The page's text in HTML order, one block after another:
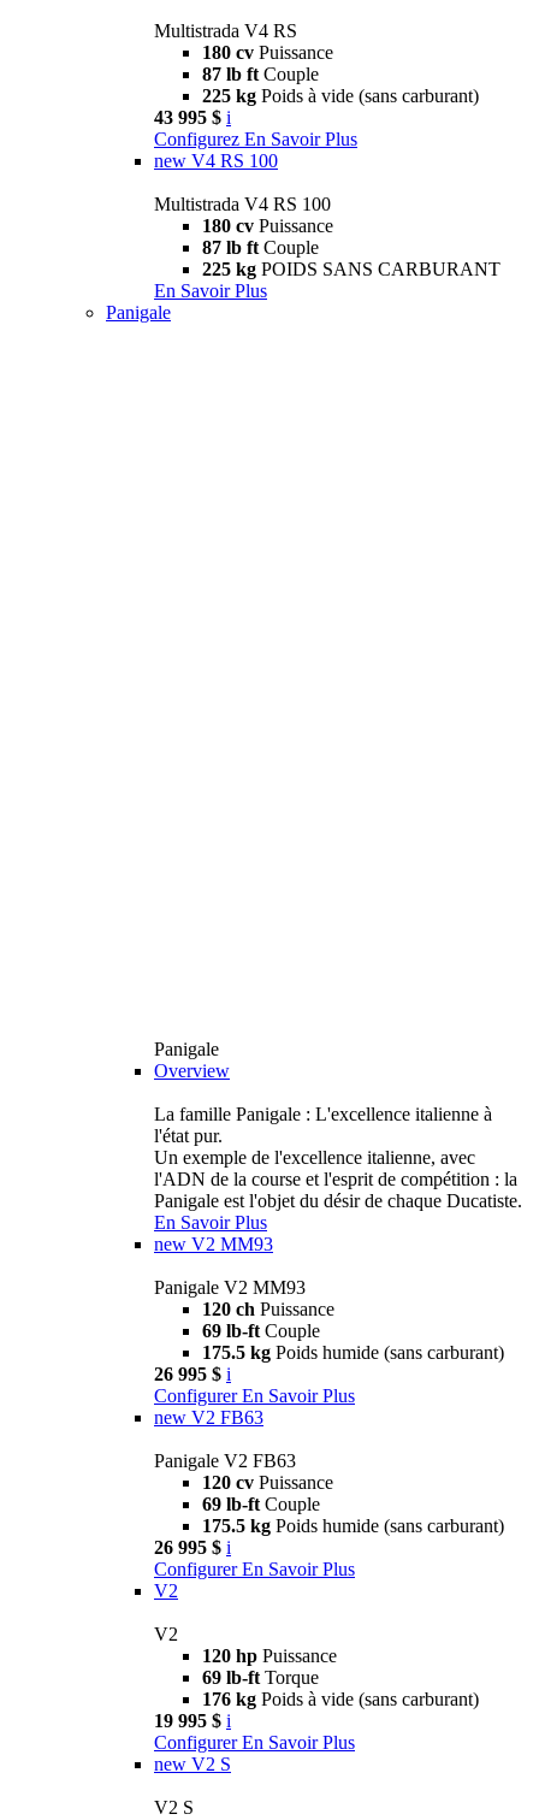
Multistrada V4 RS
180 cv Puissance
87 lb ft Couple
225 kg Poids à vide (sans carburant)
43 995 $ i
Configurez En Savoir Plus
new V4 RS 100
Multistrada V4 RS 100
180 cv Puissance
87 lb ft Couple
225 kg POIDS SANS CARBURANT
En Savoir Plus
Panigale
Panigale
Overview
La famille Panigale : L'excellence italienne à
l'état pur.
Un exemple de l'excellence italienne, avec
l'ADN de la course et l'esprit de compétition : la
Panigale est l'objet du désir de chaque Ducatiste.
En Savoir Plus
new V2 MM93
Panigale V2 MM93
120 ch Puissance
69 lb-ft Couple
175.5 kg Poids humide (sans carburant)
26 995 $ i
Configurer En Savoir Plus
new V2 FB63
Panigale V2 FB63
120 cv Puissance
69 lb-ft Couple
175.5 kg Poids humide (sans carburant)
26 995 $ i
Configurer En Savoir Plus
V2
V2
120 hp Puissance
69 lb-ft Torque
176 kg Poids à vide (sans carburant)
19 995 $ i
Configurer En Savoir Plus
new V2 S
V2 S